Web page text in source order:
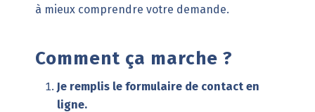
à mieux comprendre votre demande.
Comment ça marche ?
Je remplis le formulaire de contact en
ligne.